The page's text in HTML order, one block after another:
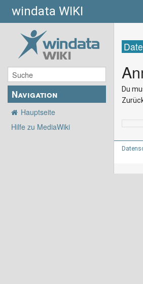
windata WIKI
Navigation
Hauptseite
Hilfe zu MediaWiki
Du